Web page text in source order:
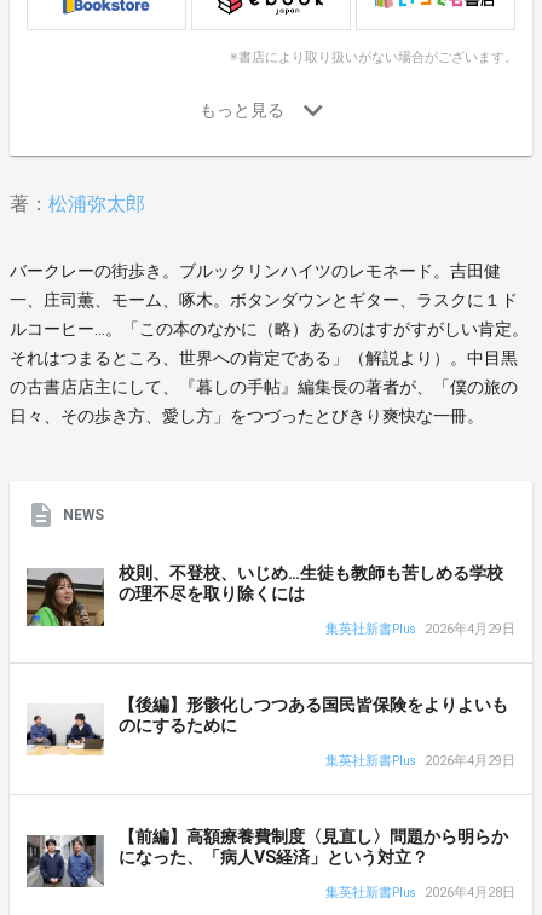
※書店により取り扱いがない場合がございます。
著： 松浦弥太郎
バークレーの街歩き。ブルックリンハイツのレモネード。吉田健
一、庄司薫、モーム、啄木。ボタンダウンとギター、ラスクに１ド
ルコーヒー…。「この本のなかに（略）あるのはすがすがしい肯定。
それはつまるところ、世界への肯定である」（解説より）。中目黒
の古書店店主にして、『暮しの手帖』編集長の著者が、「僕の旅の
日々、その歩き方、愛し方」をつづったとびきり爽快な一冊。
NEWS
校則、不登校、いじめ…生徒も教師も苦しめる学校
の理不尽を取り除くには
集英社新書Plus 2026年4月29日
【後編】形骸化しつつある国民皆保険をよりよいも
のにするために
集英社新書Plus 2026年4月29日
【前編】高額療養費制度〈見直し〉問題から明らか
になった、「病人VS経済」という対立？
集英社新書Plus 2026年4月28日